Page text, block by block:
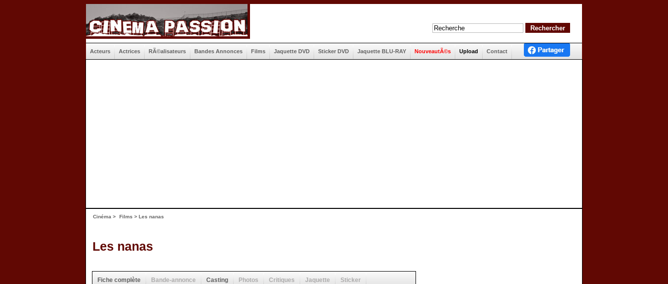
Acteurs Actrices RÃ©alisateurs Bandes Annonces Films Jaquette DVD Sticker DVD Jaquette BLU-RAY NouveautÃ©s Upload Contact
Cinéma > Films > Les nanas
Les nanas
Fiche complète Bande-annonce Casting Photos Critiques Jaquette Sticker